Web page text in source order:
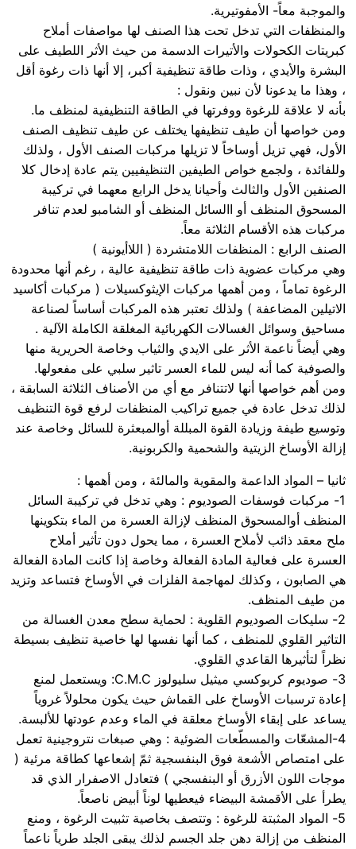
والموجبة معاً- الأمفوتيرية.
والمنظفات التي تدخل تحت هذا الصنف لها مواصفات أملاح
كبريتات الكحولات والأتيرات الدسمة من حيث الأثر اللطيف على
البشرة والأيدي ، وذات طاقة تنظيفية أكبر، إلا أنها ذات رغوة أقل
، وهذا ما يدعونا لأن نبين ونقول :
بأنه لا علاقة للرغوة ووفرتها في الطاقة التنظيفية لمنظف ما.
ومن خواصها أن طيف تنظيفها يختلف عن طيف تنظيف الصنف
الأول، فهي تزيل أوساخاً لا تزيلها مركبات الصنف الأول ، ولذلك
وللفائدة ، ولجمع خواص الطيفين التنظيفيين يتم عادة إدخال كلا
الصنفين الأول والثالث وأحيانا يدخل الرابع معهما في تركيبة
المسحوق المنظف أو االسائل المنظف أو الشامبو لعدم تنافر
مركبات هذه الأقسام الثلاثة معاً.
الصنف الرابع : المنظفات اللامتشردة ( اللاأيونية )
وهي مركبات عضوية ذات طاقة تنظيفية عالية ، رغم أنها محدودة
الرغوة تماماً ، ومن أهمها مركبات الإيثوكسيلات ( مركبات أكاسيد
الاتيلين المضاعفة ) ولذلك تعتبر هذه المركبات أساساً لصناعة
مساحيق وسوائل الغسالات الكهربائية المغلقة الكاملة الآلية .
وهي أيضاً ناعمة الأثر على الايدي والثياب وخاصة الحريرية منها
والصوفية كما أنه ليس للماء العسر تاثير سلبي على مفعولها.
ومن أهم خواصها أنها لاتتنافر مع أي من الأصناف الثلاثة السابقة ،
لذلك تدخل عادة في جميع تراكيب المنظفات لرفع قوة التنظيف
وتوسيع طيفة وزيادة القوة المبللة أوالمبعثرة للسائل وخاصة عند
إزالة الأوساخ الزيتية والشحمية والكربونية.
ثانيا – المواد الداعمة والمقوية والمالئة ، ومن أهمها :
1- مركبات فوسفات الصوديوم : وهي تدخل في تركيبة السائل
المنظف أوالمسحوق المنظف لإزالة العسرة من الماء بتكوينها
ملح معقد ذائب لأملاح العسرة ، مما يحول دون تأثير أملاح
العسرة على فعالية المادة الفعالة وخاصة إذا كانت المادة الفعالة
هي الصابون ، وكذلك لمهاجمة الفلزات في الأوساخ فتساعد وتزيد
من طيف المنظف.
2- سليكات الصوديوم القلوية : لحماية سطح معدن الغسالة من
التاثير القلوي للمنظف ، كما أنها نفسها لها خاصية تنظيف بسيطة
نظراً لتأثيرها القاعدي القلوي.
3- صوديوم كربوكسي ميثيل سليولوز C.M.C: ويستعمل لمنع
إعادة ترسبات الأوساخ على القماش حيث يكون محلولاً غروياً
يساعد على إبقاء الأوساخ معلقة في الماء وعدم عودتها للألبسة.
4-المشعّات والمسطّعات الضوئية : وهي صبغات نتروجينية تعمل
على امتصاص الأشعة فوق البنفسجية ثمّ إشعاعها كطاقة مرئية (
موجات اللون الأزرق أو البنفسجي ) فتعادل الاصفرار الذي قد
يطرأ على الأقمشة البيضاء فيعطيها لوناً أبيض ناصعاً.
5- المواد المثبتة للرغوة : وتتصف بخاصية تثبيت الرغوة ، ومنع
المنظف من إزالة دهن جلد الجسم لذلك يبقى الجلد طرياً ناعماً